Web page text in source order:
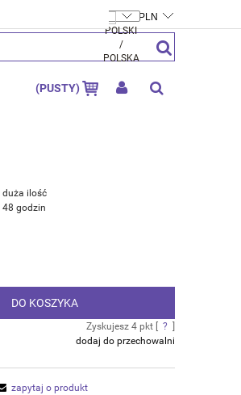
ZALOGUJ SIĘ
(PUSTY)
duża ilość
48 godzin
DO KOSZYKA
Zyskujesz 4pkt [ ?
dodaj do przechowalni
zapytaj o produkt